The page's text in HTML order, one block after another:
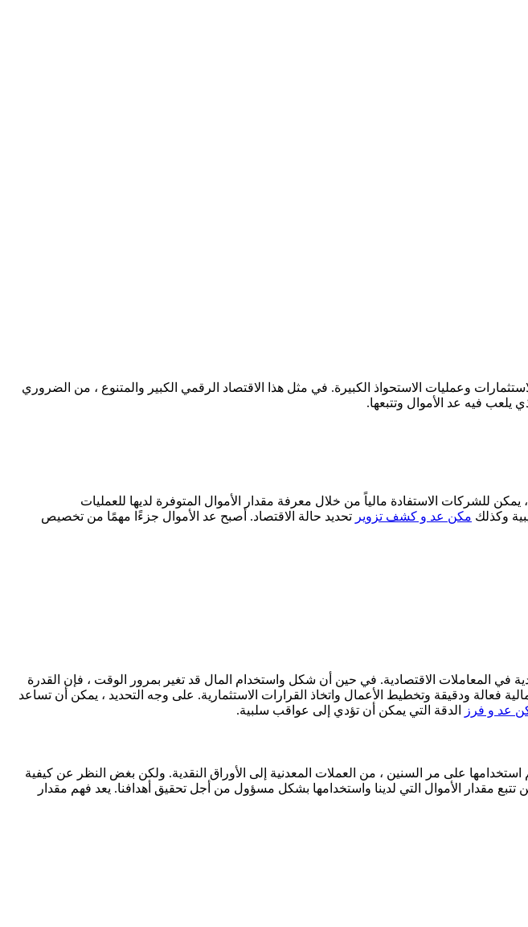
وعمليات الاستحواذ الكبيرة. في مثل هذا الاقتصاد الرقمي الكبير والمتنوع ، من الضروري
يلعب فيه عد الأموال وتتبعها.
يمكن للشركات الاستفادة مالياً من خلال معرفة مقدار الأموال المتوفرة لديها للعمليات
وكذلك مكن عد و كشف تزوير تحديد حالة الاقتصاد. أصبح عد الأموال جزءًا مهمًا من تخصيص
في المعاملات الاقتصادية. في حين أن شكل واستخدام المال قد تغير بمرور الوقت ، فإن القدرة
فعالة ودقيقة وتخطيط الأعمال واتخاذ القرارات الاستثمارية. على وجه التحديد ، يمكن أن تساعد
عد و فرز الدقة التي يمكن أن تؤدي إلى عواقب سلبية.
على مر السنين ، من العملات المعدنية إلى الأوراق النقدية. ولكن بغض النظر عن كيفية
مقدار الأموال التي لدينا واستخدامها بشكل مسؤول من أجل تحقيق أهدافنا. يعد فهم مقدار